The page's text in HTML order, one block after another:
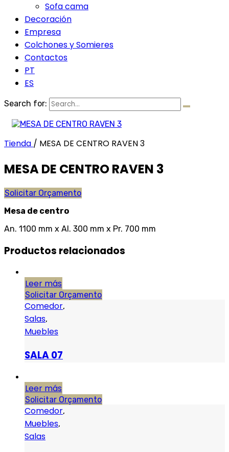
Sofa cama
Decoración
Empresa
Colchones y Somieres
Contactos
PT
ES
Search for:
Tienda / MESA DE CENTRO RAVEN 3
MESA DE CENTRO RAVEN 3
Solicitar Orçamento
Mesa de centro
An. 1100 mm x Al. 300 mm x Pr. 700 mm
Productos relacionados
Leer más
Solicitar Orçamento
Comedor,
Salas,
Muebles
SALA 07
Leer más
Solicitar Orçamento
Comedor,
Muebles,
Salas